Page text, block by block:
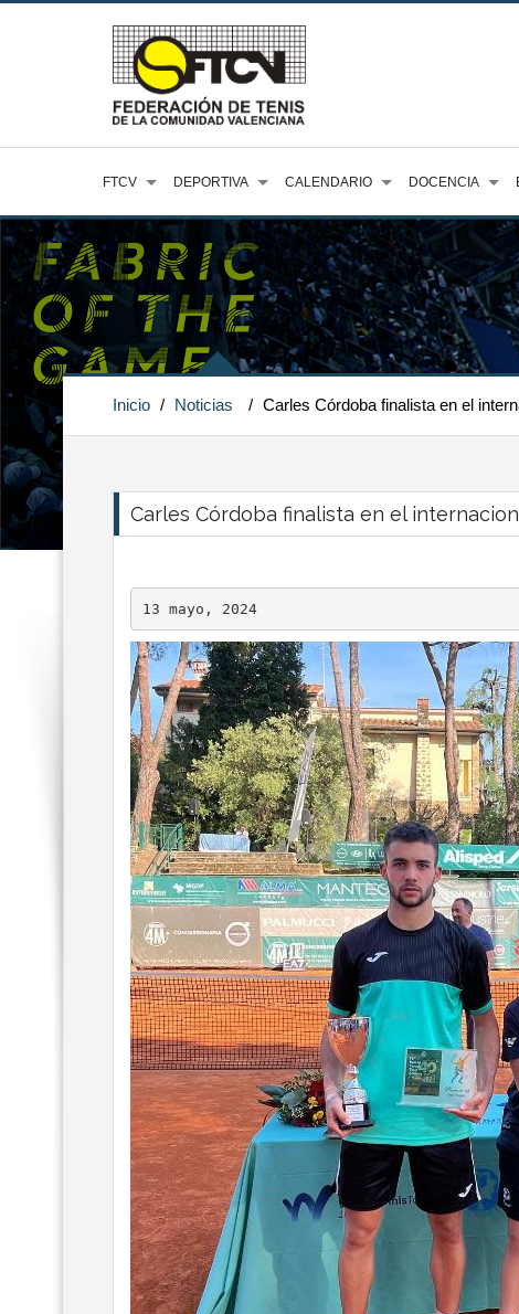
FTCV DEPORTIVA CALENDARIO DOCENCIA
Inicio / Noticias / Carles Córdoba finalista en el
Carles Córdoba finalista en el
13 mayo, 2024